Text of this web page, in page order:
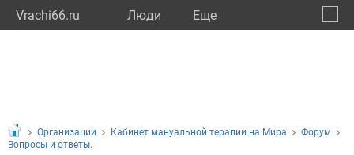
Vrachi66.ru Люди Eще
Организации Кабинет мануальной терапии на Мира
Форум
Вопросы и ответы.